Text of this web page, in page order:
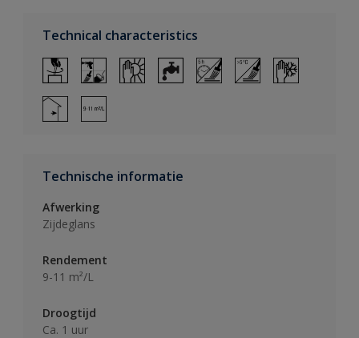
Technical characteristics
Technische informatie
Afwerking
Zijdeglans
Rendement
9-11 m²/L
Droogtijd
Ca. 1 uur